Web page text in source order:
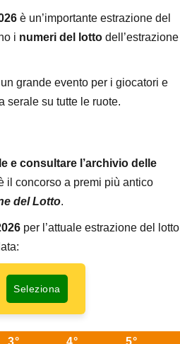
è un’importante estrazione del
i numeri del lotto dell’estrazione
grande evento per i giocatori e
serale su tutte le ruote.
e consultare l’archivio delle
il concorso a premi più antico
del Lotto.
per l’attuale estrazione del lotto
3° 4°
5°